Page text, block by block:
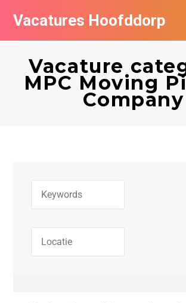
Vacatures Hoofddorp
Vacature
MPC Moving
Company
Vacatures per bedrijf in Hoofddorp